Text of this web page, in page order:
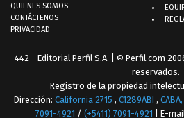
QUIENES SOMOS
CONTÁCTENOS
PRIVACIDAD
442 - Editorial Perfil S.A. | © Perfil.com
reservados.
Registro de la propiedad
Dirección: California 2715 , C1289ABI ,
7091-4921 / (+5411) 7091-4921 | E-